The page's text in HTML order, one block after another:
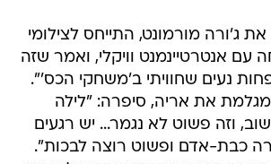
ג'ורה מורמונט, התייחס לצילומי
אנטרטיינמנט וויקלי, ואמר שזה
נעים שחוויתי ב'משחקי הכס'".
שמגלמת את אריה, סיפרה: "לילה
וזה פשוט לא נגמר... יש רגעים
כבת-אדם ופשוט רוצה לבכות".